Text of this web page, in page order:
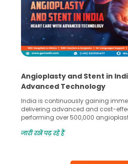
Angioplasty and Stent in
Advanced Technology
India is continuously gaining
delivering advanced and cost-
performing over 500,000
globe are searching for treatments
Studies, such as one published
जारी रखें पढ़ रहे हैं